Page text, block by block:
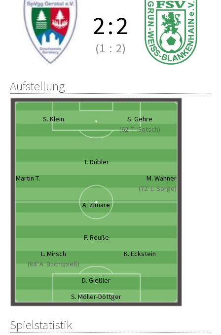
2:2
(1 : 2)
Aufstellung
S. Klein
S. Gehre
(62' T. Gotsch)
T. Dübler
Martin T.
M. Wähner
(72' L. Sorge)
A. Zimare
P. Reuße
L. Mirsch
(84' A. Buchspieß)
K. Eckstein
D. Gießler
S. Möller-Döttger
Spielstatistik